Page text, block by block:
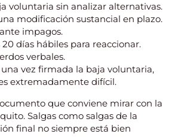
voluntaria sin analizar alternativas.
modificación sustancial en plazo.
impagos.
20 días hábiles para reaccionar.
verbales.
vez firmada la baja voluntaria,
extremadamente difícil.
que conviene mirar con la
Salgas como salgas de la
final no siempre está bien